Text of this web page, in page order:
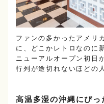
ファンの多かったアメリ
に、どこかレトロなのに
ニューアルオープン初日
行列が途切れないほどの
高温多湿の沖縄にぴ